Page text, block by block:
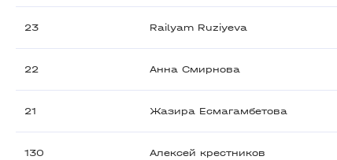
23 Railyam Ruziyeva
22 Анна Смирнова
21 Жазира Есмагамбетова
130 Алексей крестников